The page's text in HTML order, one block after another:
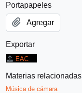
Portapapeles
Agregar
Exportar
EAC
Materias relacionadas
Música de cámara